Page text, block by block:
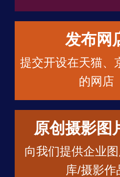
发布网
提交开设在天猫、
的网店
原创摄影图
向我们提供企业
库/摄影作